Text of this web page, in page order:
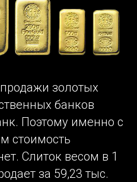
золотых
банков
Поэтому именно с
стоимость
Слиток весом в 1
за 59,23 тыс.